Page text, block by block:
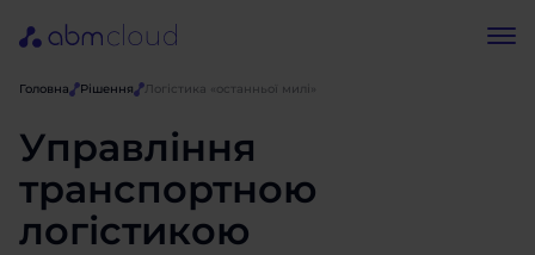
Головна Рішення Логістика «останньої милі»
Управління
транспортною
логістикою